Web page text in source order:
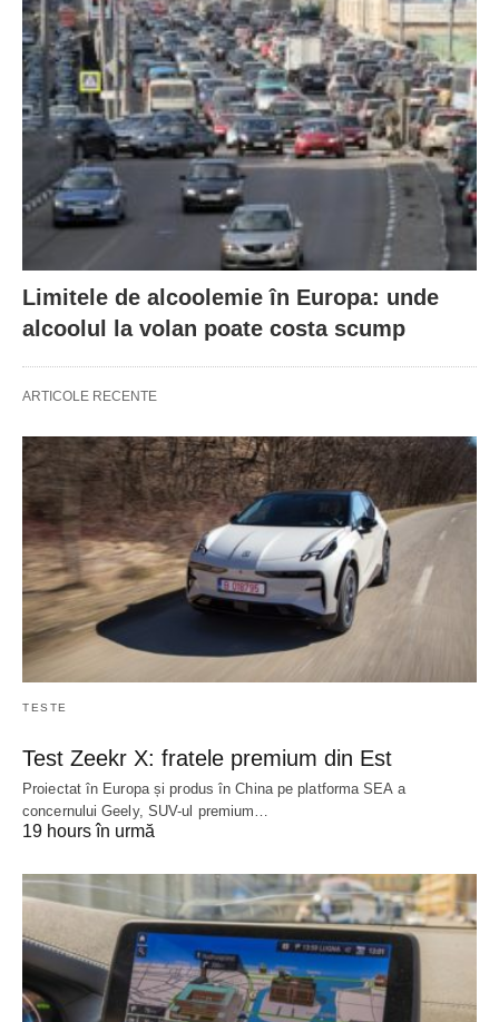
Limitele de alcoolemie în Europa: unde
alcoolul la volan poate costa scump
ARTICOLE RECENTE
TESTE
Test Zeekr X: fratele premium din Est
Proiectat în Europa și produs în China pe platforma SEA a
concernului Geely, SUV-ul premium…
19 hours în urmă